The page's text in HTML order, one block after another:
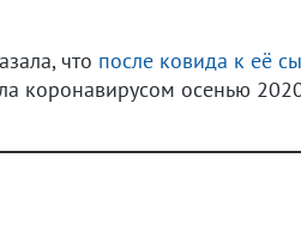
что после ковида к её
коронавирусом осенью